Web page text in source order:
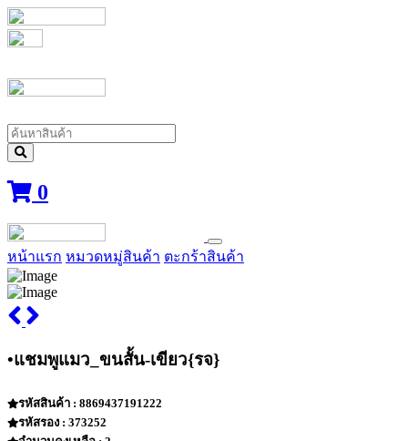
0
หน้าแรก หมวดหมู่สินค้า ตะกร้าสินค้า
•แชมพูแมว_ขนสั้น-เขียว{รจ}
รหัสสินค้า : 8869437191222
รหัสรอง : 373252